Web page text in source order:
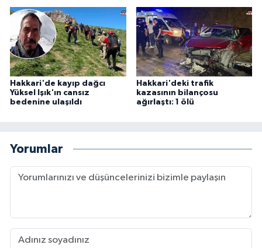
Hakkari'de kayıp dağcı
Yüksel Işık'ın cansız
bedenine ulaşıldı
Hakkari'deki trafik
kazasının bilançosu
ağırlaştı: 1 ölü
Yorumlar